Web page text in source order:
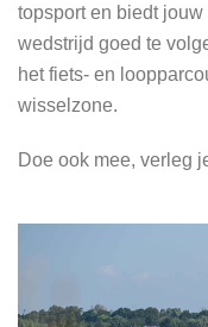
topsport en biedt
wedstrijd goed te
het fiets- en
wisselzone.
Doe ook mee, verleg